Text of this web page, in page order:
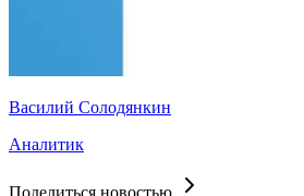
Василий Солодянкин
Аналитик